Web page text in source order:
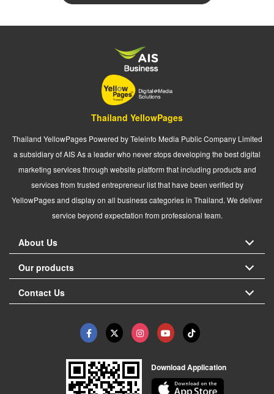
Thailand YellowPages
Thailand YellowPages Powered by Teleinfo Media Public Company Limited
a subsidiary of AIS As a leader who never stops developing the best digital
marketing services through website platform that including products and
services from trusted entrepreneur list that have been verified by
YellowPages and display on all business categories in Thailand. We deliver
service beyond expectation from professional team.
About Us
Our products
Contact Us
Download Application